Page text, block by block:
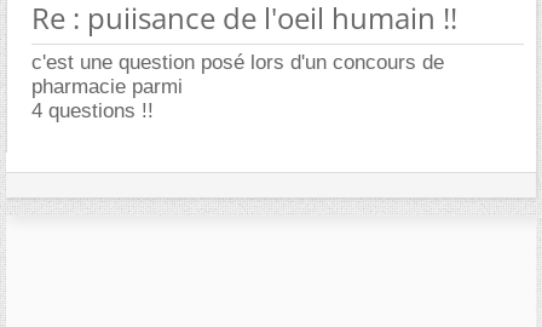
Re : puiisance de l'oeil humain !!
c'est une question posé lors d'un concours de
pharmacie parmi
4 questions !!